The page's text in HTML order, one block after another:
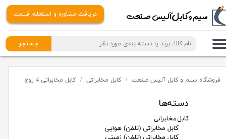
​​سیم و کابل آلیس صنعت
جستجو
دریافت مشاوره و استعلام قیمت
فروشگاه سیم و کابل آلیس صنعت کابل مخابراتی کابل مخابراتی 4 زوج
دسته‌ها
کابل مخابراتی
کابل مخابراتی (تلفن) هوایی